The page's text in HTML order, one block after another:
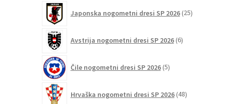
Japonska nogometni dresi SP 2026 25izdelkov
Avstrija nogometni dresi SP 2026 6izdelkov
Čile nogometni dresi SP 2026 5izdelkov
Hrvaška nogometni dresi SP 2026 48izdelkov